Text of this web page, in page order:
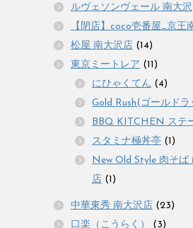
ルヴェソンヴェール 南大沢
【閉店】coco壱番屋_京王
松屋 南大沢店 (14)
東京ミートレア (11)
にひゃくてん (4)
Gold Rush(ゴールド
BBQ KITCHEN ステ
スタミナ極丼亭 (1)
New Old Style 肉そば
店 (1)
中華東秀 南大沢店 (23)
口楽（こうらく）
(3)